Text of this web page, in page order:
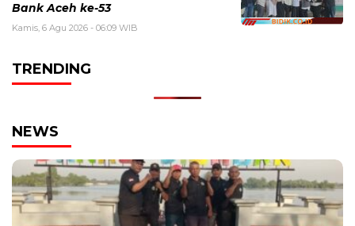
Bank Aceh ke-53
Kamis, 6 Agu 2026 - 06:09 WIB
TRENDING
NEWS